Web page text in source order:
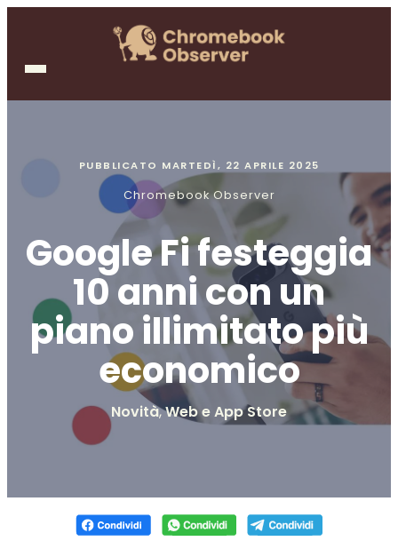
PUBBLICATO MARTEDÌ, 22 APRILE 2025
Chromebook Observer
Google Fi festeggia
10 anni con un
piano illimitato più
economico
Novità,Web e App Store